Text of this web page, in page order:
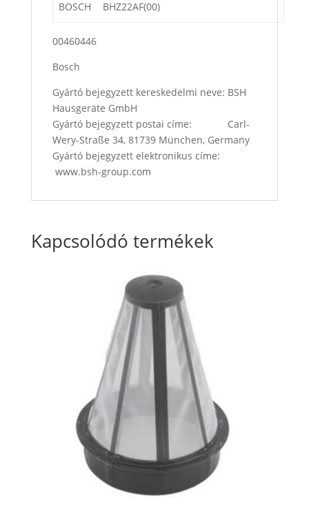
BOSCH BHZ22AF(00)
00460446
Bosch
Gyártó bejegyzett kereskedelmi neve: BSH
Hausgeräte GmbH
Gyártó bejegyzett postai címe: Carl-
Wery-Straße 34, 81739 München, Germany
Gyártó bejegyzett elektronikus címe:
www.bsh-group.com
Kapcsolódó termékek